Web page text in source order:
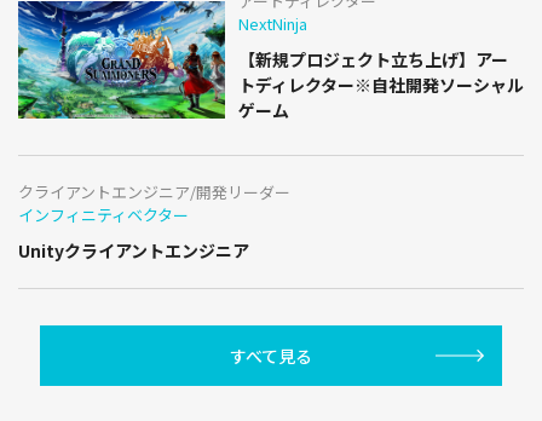
NextNinja
【新規プロジェクト立ち上げ】アー
トディレクター※自社開発ソーシャル
ゲーム
クライアントエンジニア/開発リーダー
インフィニティベクター
Unityクライアントエンジニア
すべて見る